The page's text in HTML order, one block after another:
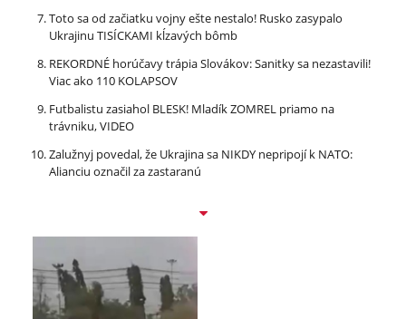
Toto sa od začiatku vojny ešte nestalo! Rusko zasypalo
Ukrajinu TISÍCKAMI kĺzavých bômb
REKORDNÉ horúčavy trápia Slovákov: Sanitky sa nezastavili!
Viac ako 110 KOLAPSOV
Futbalistu zasiahol BLESK! Mladík ZOMREL priamo na
trávniku, VIDEO
Zalužnyj povedal, že Ukrajina sa NIKDY nepripojí k NATO:
Alianciu označil za zastaranú